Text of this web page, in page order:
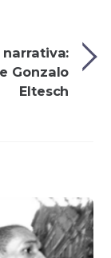
Gonzalo
Eltesch